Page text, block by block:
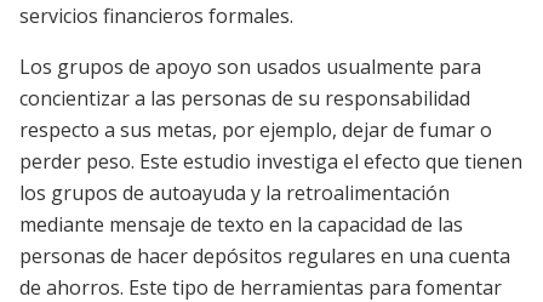
servicios financieros formales.
Los grupos de apoyo son usados usualmente para
concientizar a las personas de su responsabilidad
respecto a sus metas, por ejemplo, dejar de fumar o
perder peso. Este estudio investiga el efecto que tienen
los grupos de autoayuda y la retroalimentación
mediante mensaje de texto en la capacidad de las
personas de hacer depósitos regulares en una cuenta
de ahorros. Este tipo de herramientas para fomentar